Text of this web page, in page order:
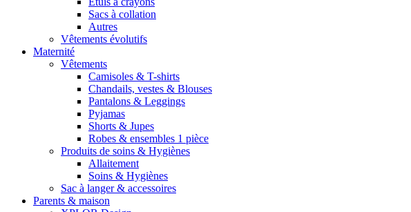
Sacs à collation
Autres
Vêtements évolutifs
Maternité
Vêtements
Camisoles & T-shirts
Chandails, vestes & Blouses
Pantalons & Leggings
Pyjamas
Shorts & Jupes
Robes & ensembles 1 pièce
Produits de soins & Hygiènes
Allaitement
Soins & Hygiènes
Sac à langer & accessoires
Parents & maison